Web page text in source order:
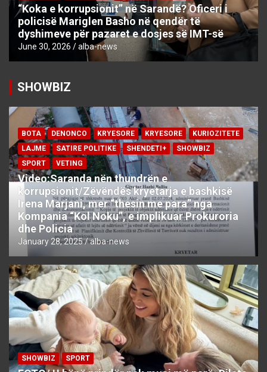
“Koka e korrupsionit” në Sarandë? Oficeri i
policisë Mariglen Basho në qendër të
dyshimeve për pazaret e dosjes së IMT-së
June 30, 2026 alba-news
SHOWBIZ
BOTA DENONCO KRYESORE KRYESORE
KURIOZITETE
LAJME
SATIRE POLITIKE SHENDETI+
SHOWBIZ
SPORT
VETING
Video:Saranda nën thundrën e
korrupsionit/Zëvëndës kryetarja e bashkisë
Irena Marjani, mer “thesin me para” nga
Kompania “Kol Noku”, e implikuar Prokuroria
dhe Policia
January 28, 2025 alba-news
SHOWBIZ SPORT